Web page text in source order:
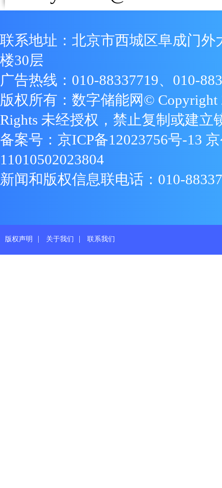
联系地址：北京市西城区阜成门外
楼30层
广告热线：010-88337719、010-
版权所有：数字储能网© Copyright
Rights 未经授权，禁止复制或建立
备案号： 京ICP备12023756号-13
11010502023804
新闻和版权信息联电话：010-
版权声明 | 关于我们 | 联系我们